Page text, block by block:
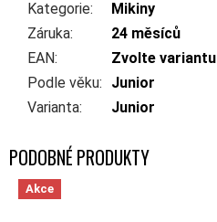
Kategorie:
Mikiny
Záruka:
24 měsíců
EAN:
Zvolte variantu
Podle věku:
Junior
Varianta: Junior
Akce